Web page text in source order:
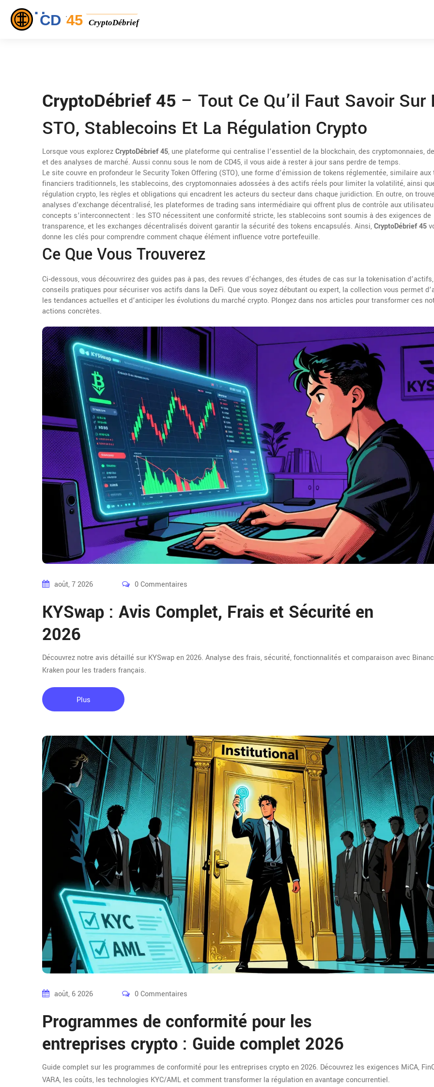
CryptoDébrief 45 – Tout Ce Qu’il Faut Savoir Sur
STO, Stablecoins Et La Régulation Crypto
Lorsque vous explorezCryptoDébrief 45, une plateforme qui centralise l’essentiel de la blockchain, des cryptomonnaies,
et des analyses de marché. Aussi connu sous le nom de CD45, il vous aide à rester à jour sans perdre de temps.
Le site couvre en profondeur le Security Token Offering (STO), une forme d’émission de tokens réglementée, similaire
financiers traditionnels, les stablecoins,des cryptomonnaies adossées à des actifs réels pour limiter la volatilité, ainsi
régulation crypto, les règles et obligations qui encadrent les acteurs du secteur dans chaque juridiction. En outre, on
analyses d'exchange décentralisé, les plateformes de trading sans intermédiaire qui offrent plus de contrôle aux
concepts s’interconnectent : les STO nécessitent une conformité stricte, les stablecoins sont soumis à des exigences de
transparence, et les exchanges décentralisés doivent garantir la sécurité des tokens encapsulés. Ainsi,CryptoDébrief 45
donne les clés pour comprendre comment chaque élément influence votre portefeuille.
Ce Que Vous Trouverez
Ci‑dessous, vous découvrirez des guides pas à pas, des revues d’échanges, des études de cas sur la tokenisation
conseils pratiques pour sécuriser vos actifs dans la DeFi. Que vous soyez débutant ou expert, la collection vous permet
les tendances actuelles et d’anticiper les évolutions du marché crypto. Plongez dans nos articles pour transformer ces
actions concrètes.
août, 7 2026 0 Commentaires
KYSwap : Avis Complet, Frais et Sécurité en
2026
Découvrez notre avis détaillé sur KYSwap en 2026. Analyse des frais, sécurité, fonctionnalités et comparaison avec
Kraken pour les traders français.
Plus
août, 6 2026 0 Commentaires
Programmes de conformité pour les
entreprises crypto : Guide complet 2026
Guide complet sur les programmes de conformité pour les entreprises crypto en 2026. Découvrez les exigences MiCA,
VARA, les coûts, les technologies KYC/AML et comment transformer la régulation en avantage concurrentiel.